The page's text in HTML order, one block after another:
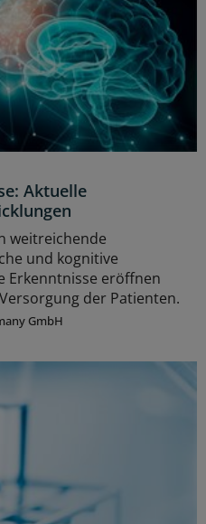
Aktuelle
weitreichende
und kognitive
Erkenntnisse eröffnen
der Patienten.
GmbH